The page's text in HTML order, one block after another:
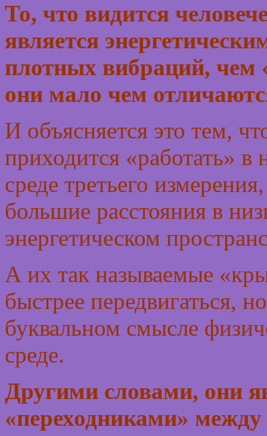
То, что видится
является
плотных вибраций, чем
они мало чем
И объясняется это тем,
приходится «работать»
среде третьего
большие расстояния в
энергетическом
А их так называемые
быстрее передвигаться,
буквальном смысле
среде.
Другими словами, они
«переходниками»